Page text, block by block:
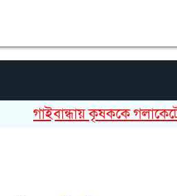
গাইবান্ধায় কৃষককে গলাকেটে হত্যা